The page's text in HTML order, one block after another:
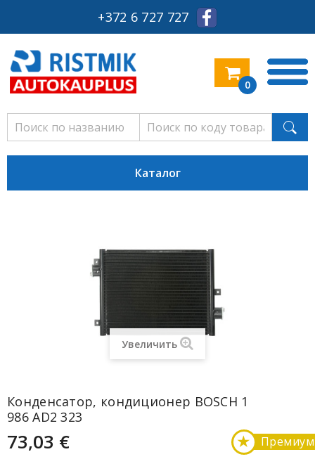
+372 6 727 727
0
Каталог
Увеличить
Конденсатор, кондиционер BOSCH 1
986 AD2 323
73,03 € Премиум
★